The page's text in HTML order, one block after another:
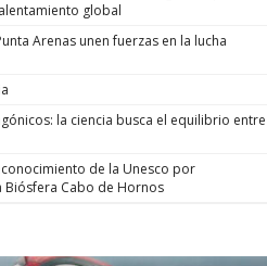
global
Arenas unen fuerzas en la lucha
la ciencia busca el equilibrio entre
de la Unesco por
Biósfera Cabo de Hornos